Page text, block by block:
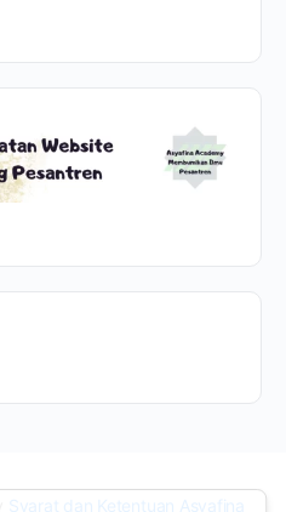
Syarat dan Ketentuan Asyafina